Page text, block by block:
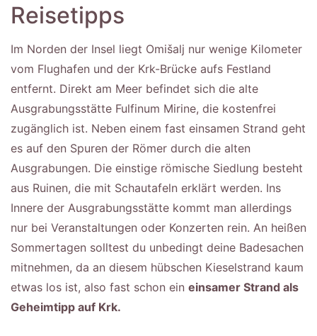
Reisetipps
Im Norden der Insel liegt Omišalj nur wenige Kilometer
vom Flughafen und der Krk-Brücke aufs Festland
entfernt. Direkt am Meer befindet sich die alte
Ausgrabungsstätte Fulfinum Mirine, die kostenfrei
zugänglich ist. Neben einem fast einsamen Strand geht
es auf den Spuren der Römer durch die alten
Ausgrabungen. Die einstige römische Siedlung besteht
aus Ruinen, die mit Schautafeln erklärt werden. Ins
Innere der Ausgrabungsstätte kommt man allerdings
nur bei Veranstaltungen oder Konzerten rein. An heißen
Sommertagen solltest du unbedingt deine Badesachen
mitnehmen, da an diesem hübschen Kieselstrand kaum
etwas los ist, also fast schon ein einsamer Strand als
Geheimtipp auf Krk.